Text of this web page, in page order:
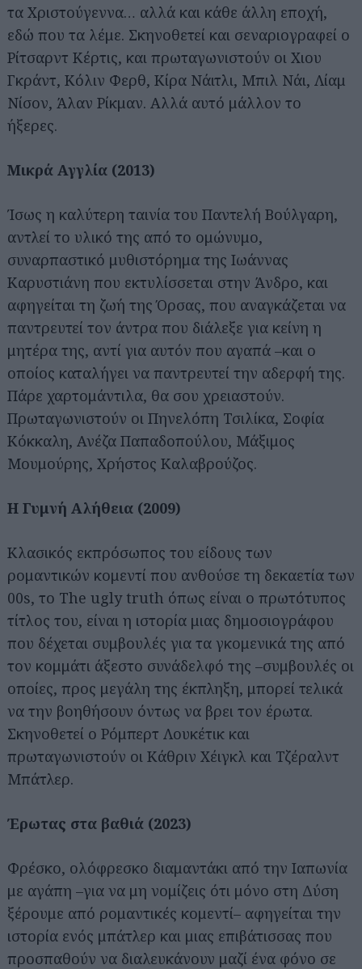
τα Χριστούγεννα… αλλά και κάθε άλλη εποχή,
εδώ που τα λέμε. Σκηνοθετεί και σεναριογραφεί ο
Ρίτσαρντ Κέρτις, και πρωταγωνιστούν οι Χιου
Γκράντ, Κόλιν Φερθ, Κίρα Νάιτλι, Μπιλ Νάι, Λίαμ
Νίσον, Άλαν Ρίκμαν. Αλλά αυτό μάλλον το
ήξερες.
Μικρά Αγγλία (2013)
Ίσως η καλύτερη ταινία του Παντελή Βούλγαρη,
αντλεί το υλικό της από το ομώνυμο,
συναρπαστικό μυθιστόρημα της Ιωάννας
Καρυστιάνη που εκτυλίσσεται στην Άνδρο, και
αφηγείται τη ζωή της Όρσας, που αναγκάζεται να
παντρευτεί τον άντρα που διάλεξε για κείνη η
μητέρα της, αντί για αυτόν που αγαπά –και ο
οποίος καταλήγει να παντρευτεί την αδερφή της.
Πάρε χαρτομάντιλα, θα σου χρειαστούν.
Πρωταγωνιστούν οι Πηνελόπη Τσιλίκα, Σοφία
Κόκκαλη, Ανέζα Παπαδοπούλου, Μάξιμος
Μουμούρης, Χρήστος Καλαβρούζος.
Η Γυμνή Αλήθεια (2009)
Κλασικός εκπρόσωπος του είδους των
ρομαντικών κομεντί που ανθούσε τη δεκαετία των
00s, το The ugly truth όπως είναι ο πρωτότυπος
τίτλος του, είναι η ιστορία μιας δημοσιογράφου
που δέχεται συμβουλές για τα γκομενικά της από
τον κομμάτι άξεστο συνάδελφό της –συμβουλές οι
οποίες, προς μεγάλη της έκπληξη, μπορεί τελικά
να την βοηθήσουν όντως να βρει τον έρωτα.
Σκηνοθετεί ο Ρόμπερτ Λουκέτικ και
πρωταγωνιστούν οι Κάθριν Χέιγκλ και Τζέραλντ
Μπάτλερ.
Έρωτας στα βαθιά (2023)
Φρέσκο, ολόφρεσκο διαμαντάκι από την Ιαπωνία
με αγάπη –για να μη νομίζεις ότι μόνο στη Δύση
ξέρουμε από ρομαντικές κομεντί– αφηγείται την
ιστορία ενός μπάτλερ και μιας επιβάτισσας που
προσπαθούν να διαλευκάνουν μαζί ένα φόνο σε